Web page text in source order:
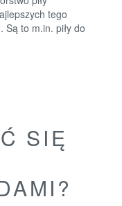
tego
to m.in. piły do
SIĘ